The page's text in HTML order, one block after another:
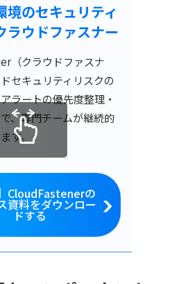
境のセキュリティ
ラウドファスナー
（クラウドファスナ
セキュリティリスクの
ラートの優先度整理・
、専門チームが継続的
す。
CloudFastenerの
資料をダウンロー
ドする